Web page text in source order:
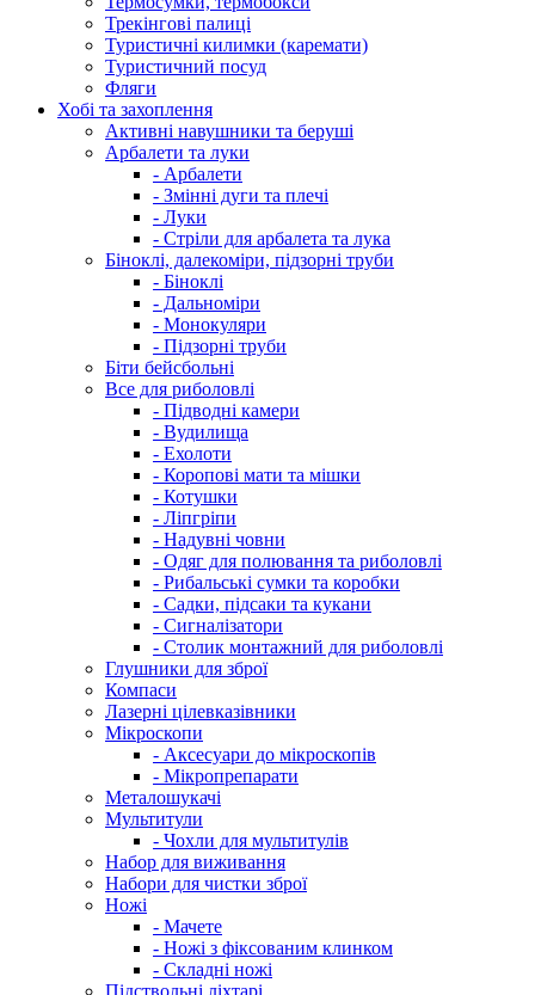
Трекінгові палиці
Туристичні килимки (каремати)
Туристичний посуд
Фляги
Хобі та захоплення
Активні навушники та беруші
Арбалети та луки
- Арбалети
- Змінні дуги та плечі
- Луки
- Стріли для арбалета та лука
Біноклі, далекоміри, підзорні труби
- Біноклі
- Дальноміри
- Монокуляри
- Підзорні труби
Біти бейсбольні
Все для риболовлі
- Підводні камери
- Вудилища
- Ехолоти
- Коропові мати та мішки
- Котушки
- Ліпгріпи
- Надувні човни
- Одяг для полювання та риболовлі
- Рибальські сумки та коробки
- Садки, підсаки та кукани
- Сигналізатори
- Столик монтажний для риболовлі
Глушники для зброї
Компаси
Лазерні цілевказівники
Мікроскопи
- Аксесуари до мікроскопів
- Мікропрепарати
Металошукачі
Мультитули
- Чохли для мультитулів
Набор для виживання
Набори для чистки зброї
Ножі
- Мачете
- Ножі з фіксованим клинком
- Складні ножі
Підствольні ліхтарі